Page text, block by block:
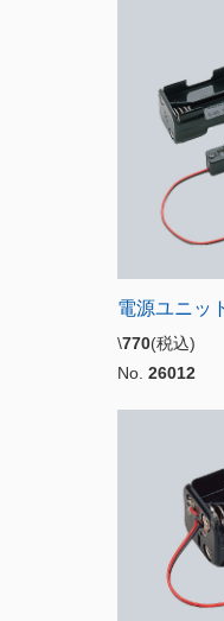
電源ユニッ
\770(税込)
No. 26012